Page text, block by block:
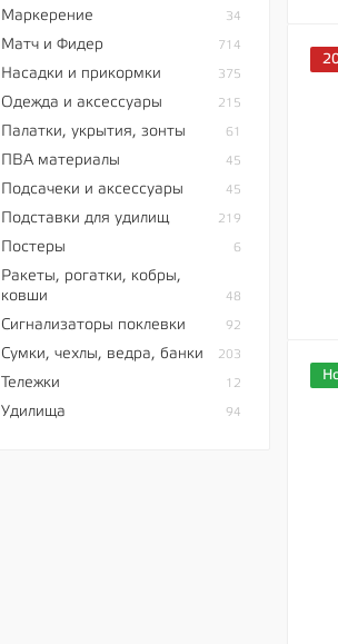
Маркерение 34
Матч и Фидер 714
Насадки и прикормки 375
Одежда и аксессуары 215
Палатки, укрытия, зонты 61
ПВА материалы 45
Подсачеки и аксессуары 45
Подставки для удилищ 219
Постеры 6
Ракеты, рогатки, кобры,
ковши
48
Сигнализаторы поклевки 92
Сумки, чехлы, ведра, банки 203
Тележки 12
Удилища 94